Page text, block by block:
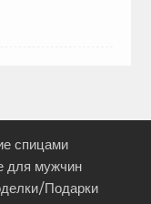
спицами
для мужчин
Подарки